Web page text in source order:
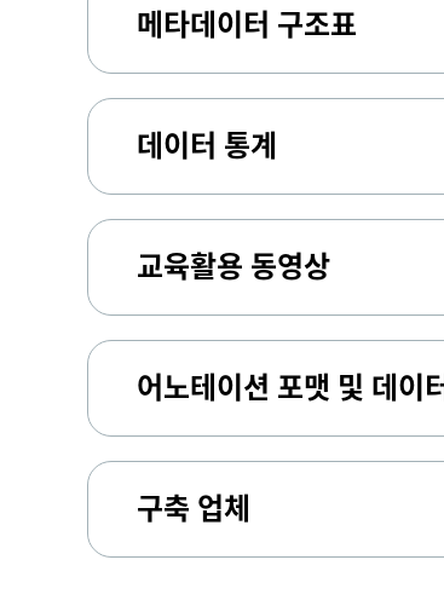
메타데이터 구조표
데이터 통계
교육활용 동영상
어노테이션 포맷 및 데이
구축 업체